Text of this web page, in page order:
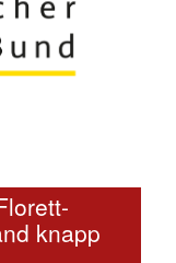
knapp